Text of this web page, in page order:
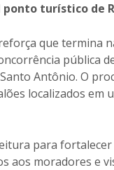
turístico de
que termina
pública
Antônio. O
localizados em
para
aos moradores e